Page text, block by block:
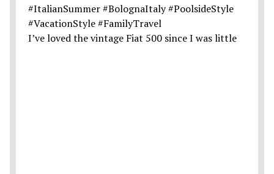
I’ve loved the vintage Fiat 500 since I was little